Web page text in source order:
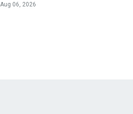
Aug 06, 2026